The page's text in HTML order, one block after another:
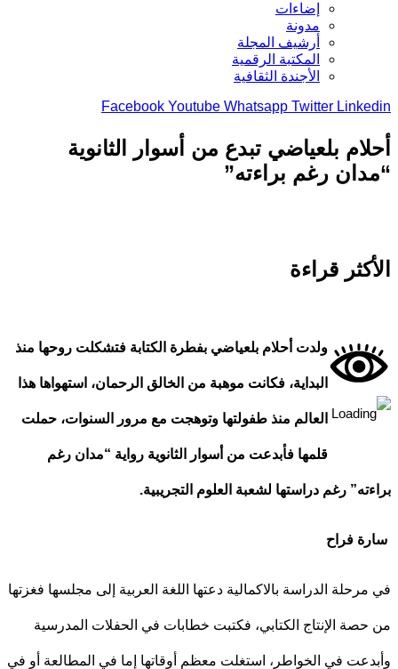
إضاءات
مدونة
أرشيف المجلة
المكتبة الرقمية
الأجندة الثقافية
Facebook Youtube Whatsapp Twitter
بلعياضي تبدع من أسوار الثانوية
رغم براءته”
قراءة
ولدت أحلام بلعياضي بفطرة الكتابة فتشكلت روحها منذ
البداية، فكانت موهبة من الخالق الرحمان، استهواها هذا
العالم منذ طفولتها وتوهجت مع مرور السنوات، حملت
قلمها فأبدعت من أسوار الثانوية رواية “مدان رغم
رغم دراستها لشعبة العلوم التجريبية.
فراح
الدراسة بالاكمالية دعتها اللغة العربية إلى مجلسها فغزتها
الإنتاج الكتابي، فكتبت خطابات في الحفلات المدرسية
في الخواطر، استغلت معظم أوقاتها إما في المطالعة أو في